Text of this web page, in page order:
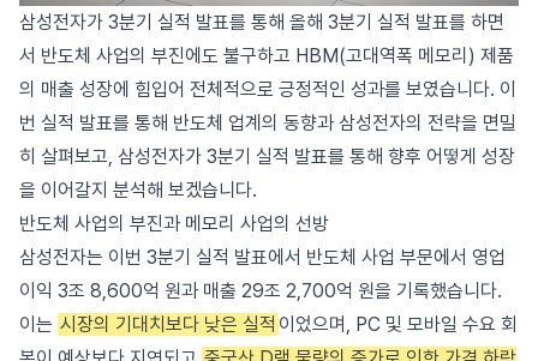
삼성전자가 3분기 실적 발표를 통해 올해 3분기 실적 발표를 하면
서 반도체 사업의 부진에도 불구하고 HBM(고대역폭 메모리) 제품
의 매출 성장에 힘입어 전체적으로 긍정적인 성과를 보였습니다. 이
번 실적 발표를 통해 반도체 업계의 동향과 삼성전자의 전략을 면밀
히 살펴보고, 삼성전자가 3분기 실적 발표를 통해 향후 어떻게 성장
을 이어갈지 분석해 보겠습니다.
반도체 사업의 부진과 메모리 사업의 선방
삼성전자는 이번 3분기 실적 발표에서 반도체 사업 부문에서 영업
이익 3조 8,600억 원과 매출 29조 2,700억 원을 기록했습니다.
이는 시장의 기대치보다 낮은 실적 이었으며, PC 및 모바일 수요 회